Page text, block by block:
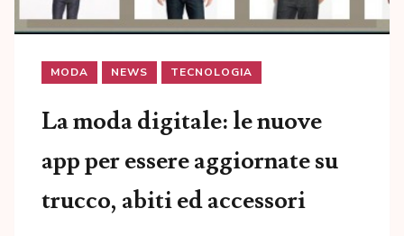
MODA NEWS TECNOLOGIA
La moda digitale: le nuove
app per essere aggiornate su
trucco, abiti ed accessori